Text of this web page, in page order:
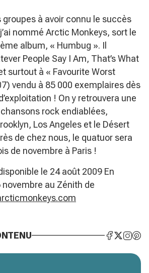
groupes à avoir connu le succès
nommé Arctic Monkeys, sort le
album, « Humbug ». Il
People Say I Am, That’s What
surtout à « Favourite Worst
vendu à 85 000 exemplaires dès
! On y retrouvera une
rock endiablées,
Los Angeles et le Désert
de chez nous, le quatuor sera
de novembre à Paris !
le 24 août 2009 En
au Zénith de